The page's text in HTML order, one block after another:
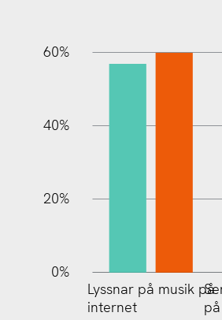
60%
40%
20%
0%
Ser på
på internet
Lyssnar på musik på
internet